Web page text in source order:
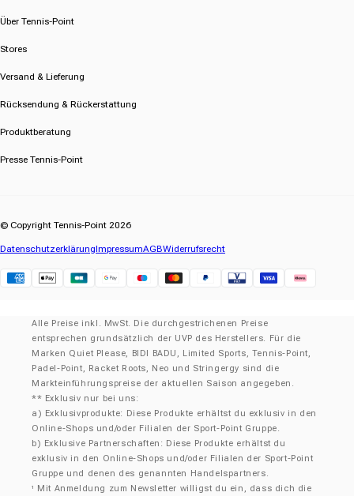
Über Tennis-Point
Stores
Versand & Lieferung
Rücksendung & Rückerstattung
Produktberatung
Presse Tennis-Point
© Copyright Tennis-Point 2026
DatenschutzerklärungImpressumAGBWiderrufsrecht
Alle Preise inkl. MwSt. Die durchgestrichenen Preise
entsprechen grundsätzlich der UVP des Herstellers. Für die
Marken Quiet Please, BIDI BADU, Limited Sports, Tennis-Point,
Padel-Point, Racket Roots, Neo und Stringergy sind die
Markteinführungspreise der aktuellen Saison angegeben.
** Exklusiv nur bei uns:
a) Exklusivprodukte: Diese Produkte erhältst du exklusiv in den
Online-Shops und/oder Filialen der Sport-Point Gruppe.
b) Exklusive Partnerschaften: Diese Produkte erhältst du
exklusiv in den Online-Shops und/oder Filialen der Sport-Point
Gruppe und denen des genannten Handelspartners.
¹ Mit Anmeldung zum Newsletter willigst du ein, dass dich die